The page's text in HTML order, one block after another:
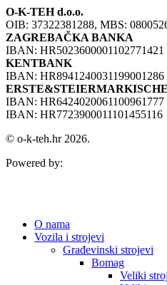
O-K-TEH d.o.o.
OIB: 37322381288, MBS:
ZAGREBAČKA BANKA
IBAN: HR5023600001102771421
KENTBANK
IBAN: HR8941240031199001286
IBAN:
IBAN: HR7723900011101455116
© o-k-teh.hr 2026.
Powered by:
O nama
Vozila i strojevi
Građevinski strojevi
Bomag
Veliki